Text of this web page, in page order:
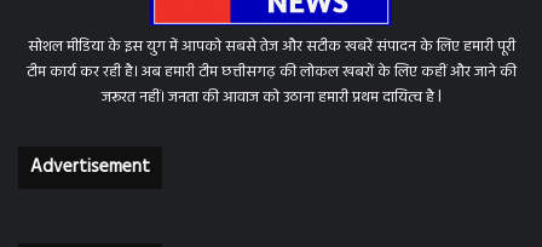
सोशल मीडिया के इस युग में आपको सबसे तेज और सटीक खबरें संपादन के लिए हमारी पूरी
टीम कार्य कर रही है। अब हमारी टीम छत्तीसगढ़ की लोकल खबरों के लिए कहीं और जाने की
जरूरत नहीं। जनता की आवाज को उठाना हमारी प्रथम दायित्व है l
Advertisement